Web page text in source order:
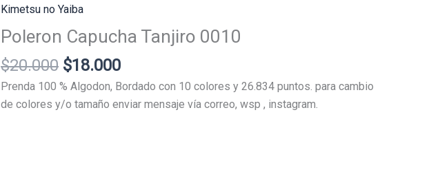
Kimetsu no Yaiba
Poleron Capucha Tanjiro 0010
$20.000 El
precio
original
$18.000El
precio
actual
Prenda 100 % Algodon, Bordado con 10 colores y 26.834 puntos. para cambio
de colores y/o tamaño enviar mensaje vía correo, wsp , instagram.